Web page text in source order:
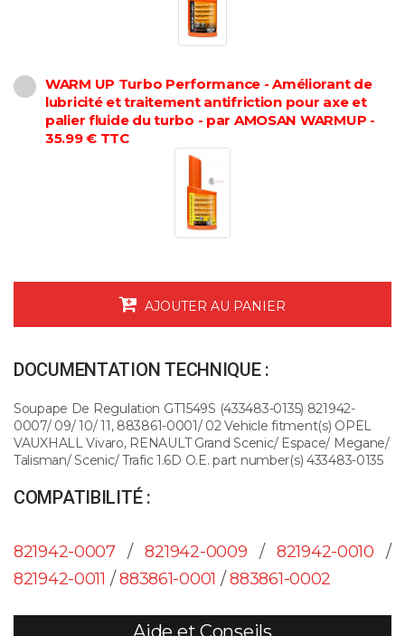
WARM UP Turbo Performance - Améliorant de
lubricité et traitement antifriction pour axe et
palier fluide du turbo - par AMOSAN WARMUP -
35.99 € TTC
AJOUTER AU PANIER
DOCUMENTATION TECHNIQUE :
Soupape De Regulation GT1549S (433483-0135) 821942-
0007/ 09/ 10/ 11, 883861-0001/ 02 Vehicle fitment(s) OPEL
VAUXHALL Vivaro, RENAULT Grand Scenic/ Espace/ Megane/
Talisman/ Scenic/ Trafic 1.6D O.E. part number(s) 433483-0135
COMPATIBILITÉ :
821942-0007/821942-0009 / 821942-0010 /
821942-0011 /883861-0001 /883861-0002
Aide et Conseils